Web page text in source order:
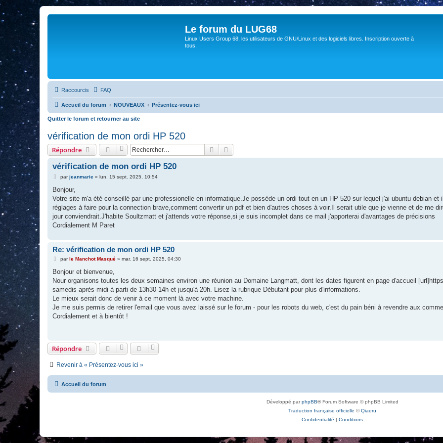
Le forum du LUG68
Linux Users Group 68, les utilisateurs de GNU/Linux et des logiciels libres. Inscription ouverte à
tous.
Raccourcis FAQ
Accueil du forum NOUVEAUX Présentez-vous ici
Quitter le forum et retourner au site
vérification de mon ordi HP 520
Répondre Rechercher
vérification de mon ordi HP 520
M
s
a
g
e
parjeanmarie» lun. 15 sept. 2025, 10:54
Bonjour,
Votre site m'a été conseillé par une professionelle en informatique.Je possède un ordi tout en un HP 520 sur lequel j'ai ubuntu debian et
réglages à faire pour la connection brave,comment convertir un pdf et bien d'autres choses à voir.Il serait utile que je vienne et de me
jour conviendrait.J'habite Soultzmatt et j'attends votre réponse,si je suis incomplet dans ce mail j'apporterai d'avantages de précisions
Cordialement M Paret
Re: vérification de mon ordi HP 520
M
s
a
g
parle Manchot Masqué» mar. 16 sept. 2025, 04:30
Bonjour et bienvenue,
Nour organisons toutes les deux semaines environ une réunion au Domaine Langmatt, dont les dates figurent en page d'accueil
samedis après-midi à parti de 13h30-14h et jusqu'à 20h. Lisez la rubrique Débutant pour plus d'informations.
Le mieux serait donc de venir à ce moment là avec votre machine.
Je me suis permis de retirer l'email que vous avez laissé sur le forum - pour les robots du web, c'est du pain béni à revendre aux
Cordialement et à bientôt !
Répondre
Revenir à « Présentez-vous ici »
Accueil du forum
Développé parphpBB® Forum Software © phpBB Limited
Traduction française officielle ©Qiaeru
Confidentialité | Conditions